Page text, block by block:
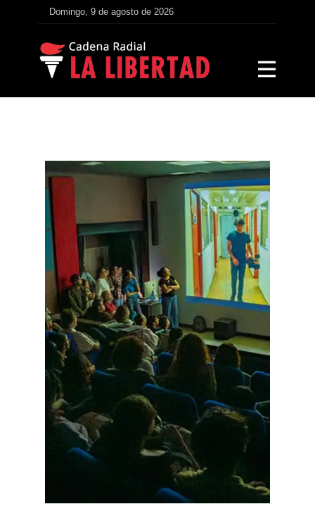
Domingo, 9 de agosto de 2026